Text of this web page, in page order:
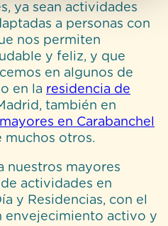
ya sean actividades
a personas con
nos permiten
y feliz, y que
en algunos de
en la residencia de
también en
en Carabanchel
muchos otros.
nuestros mayores
actividades en
y Residencias, con el
envejecimiento activo y